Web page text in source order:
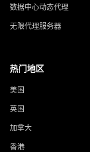
数据中心动态代理
无限代理服务器
热门地区
美国
英国
加拿大
香港